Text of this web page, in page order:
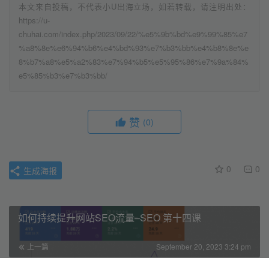
本文来自投稿，不代表小U出海立场，如若转载，请注明出处：
https://u-
chuhai.com/index.php/2023/09/22/%e5%9b%bd%e9%99%85%e7
%a8%8e%e6%94%b6%e4%bd%93%e7%b3%bb%e4%b8%8e%e
8%b7%a8%e5%a2%83%e7%94%b5%e5%95%86%e7%9a%84%
e5%85%b3%e7%b3%bb/
赞 (0)
0 0
生成海报
如何持续提升网站SEO流量–SEO 第十四课
上一篇 September 20, 2023 3:24 pm